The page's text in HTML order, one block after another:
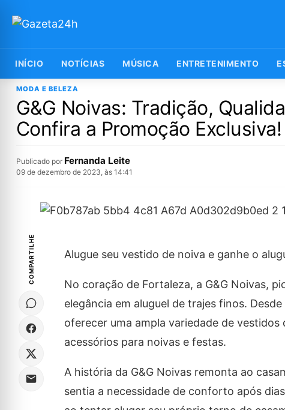
INÍCIO NOTÍCIAS MÚSICA ENTRETENIMENTO
MODA E BELEZA
G&G Noivas: Tradição,
Confira a Promoção Exclusiva!
Publicado por Fernanda Leite
09 de dezembro de 2023, às 14:41
COMPARTILHE Alugue seu vestido de noiva e ganhe o
No coração de Fortaleza, a G&G Noivas,
elegância em aluguel de trajes finos.
oferecer uma ampla variedade de
acessórios para noivas e festas.
A história da G&G Noivas remonta ao
sentia a necessidade de conforto após